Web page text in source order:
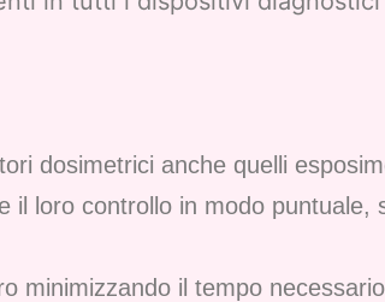
dosimetrici anche quelli
loro controllo in modo puntuale,
minimizzando il tempo